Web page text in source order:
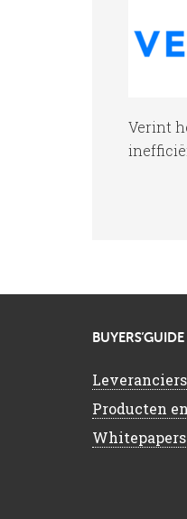
Verint
BUYERS’GUIDE
Leveranciers
Producten
Whitepapers